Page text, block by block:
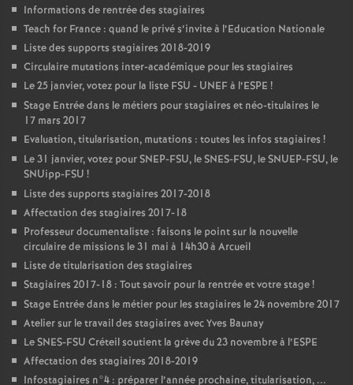
Informations de rentrée des stagiaires
Teach for France : quand le privé s’invite à l’Education Nationale
Liste des supports stagiaires 2018-2019
Circulaire mutations inter-académique pour les stagiaires
Le 25 janvier, votez pour la liste FSU - UNEFà l’ESPE !
Stage Entrée dans le métiers pour stagiaires et néo-titulaires le
17 mars 2017
Evaluation, titularisation, mutations : toutes les infos stagiaires !
Le 31 janvier, votez pourSNEP-FSU, leSNES-FSU, leSNUEP-FSU, le
SNUipp-FSU !
Liste des supports stagiaires 2017-2018
Affectation des stagiaires 2017-18
Professeur documentaliste : faisons le point sur la nouvelle
circulaire de missions le 31 mai à 14h30 à Arcueil
Liste de titularisation des stagiaires
Stagiaires 2017-18 : Tout savoir pour la rentrée et votre stage!
Stage Entrée dans le métier pour les stagiaires le 24 novembre 2017
Atelier sur le travail des stagiaires avec Yves Baunay
LeSNES-FSU Créteil soutient la grève du 23 novembre à l’ESPE
Affectation des stagiaires 2018-2019
Infostagiaires n°4 : préparer l’année prochaine, titularisation, ...